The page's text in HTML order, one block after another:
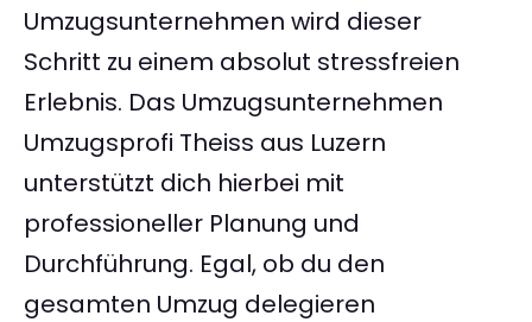
Umzugsunternehmen wird dieser
Schritt zu einem absolut stressfreien
Erlebnis. Das Umzugsunternehmen
Umzugsprofi Theiss aus Luzern
unterstützt dich hierbei mit
professioneller Planung und
Durchführung. Egal, ob du den
gesamten Umzug delegieren